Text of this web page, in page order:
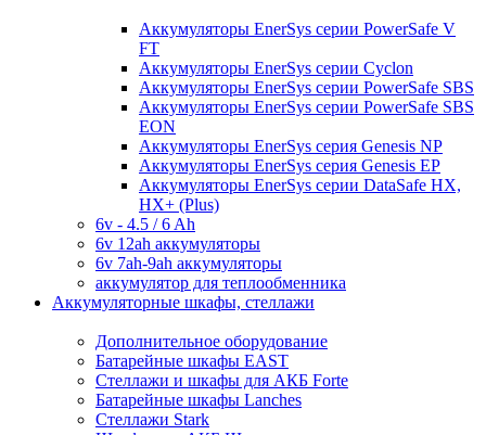
Аккумуляторы EnerSys серии PowerSafe V
FT
Аккумуляторы EnerSys серии Cyclon
Аккумуляторы EnerSys серии PowerSafe SBS
Аккумуляторы EnerSys серии PowerSafe SBS
EON
Аккумуляторы EnerSys серия Genesis NP
Аккумуляторы EnerSys серия Genesis EP
Аккумуляторы EnerSys серии DataSafe HX,
HX+ (Plus)
6v - 4.5 / 6 Ah
6v 12ah аккумуляторы
6v 7ah-9ah аккумуляторы
аккумулятор для теплообменника
Аккумуляторные шкафы, стеллажи
Дополнительное оборудование
Батарейные шкафы EAST
Стеллажи и шкафы для АКБ Forte
Батарейные шкафы Lanches
Стеллажи Stark